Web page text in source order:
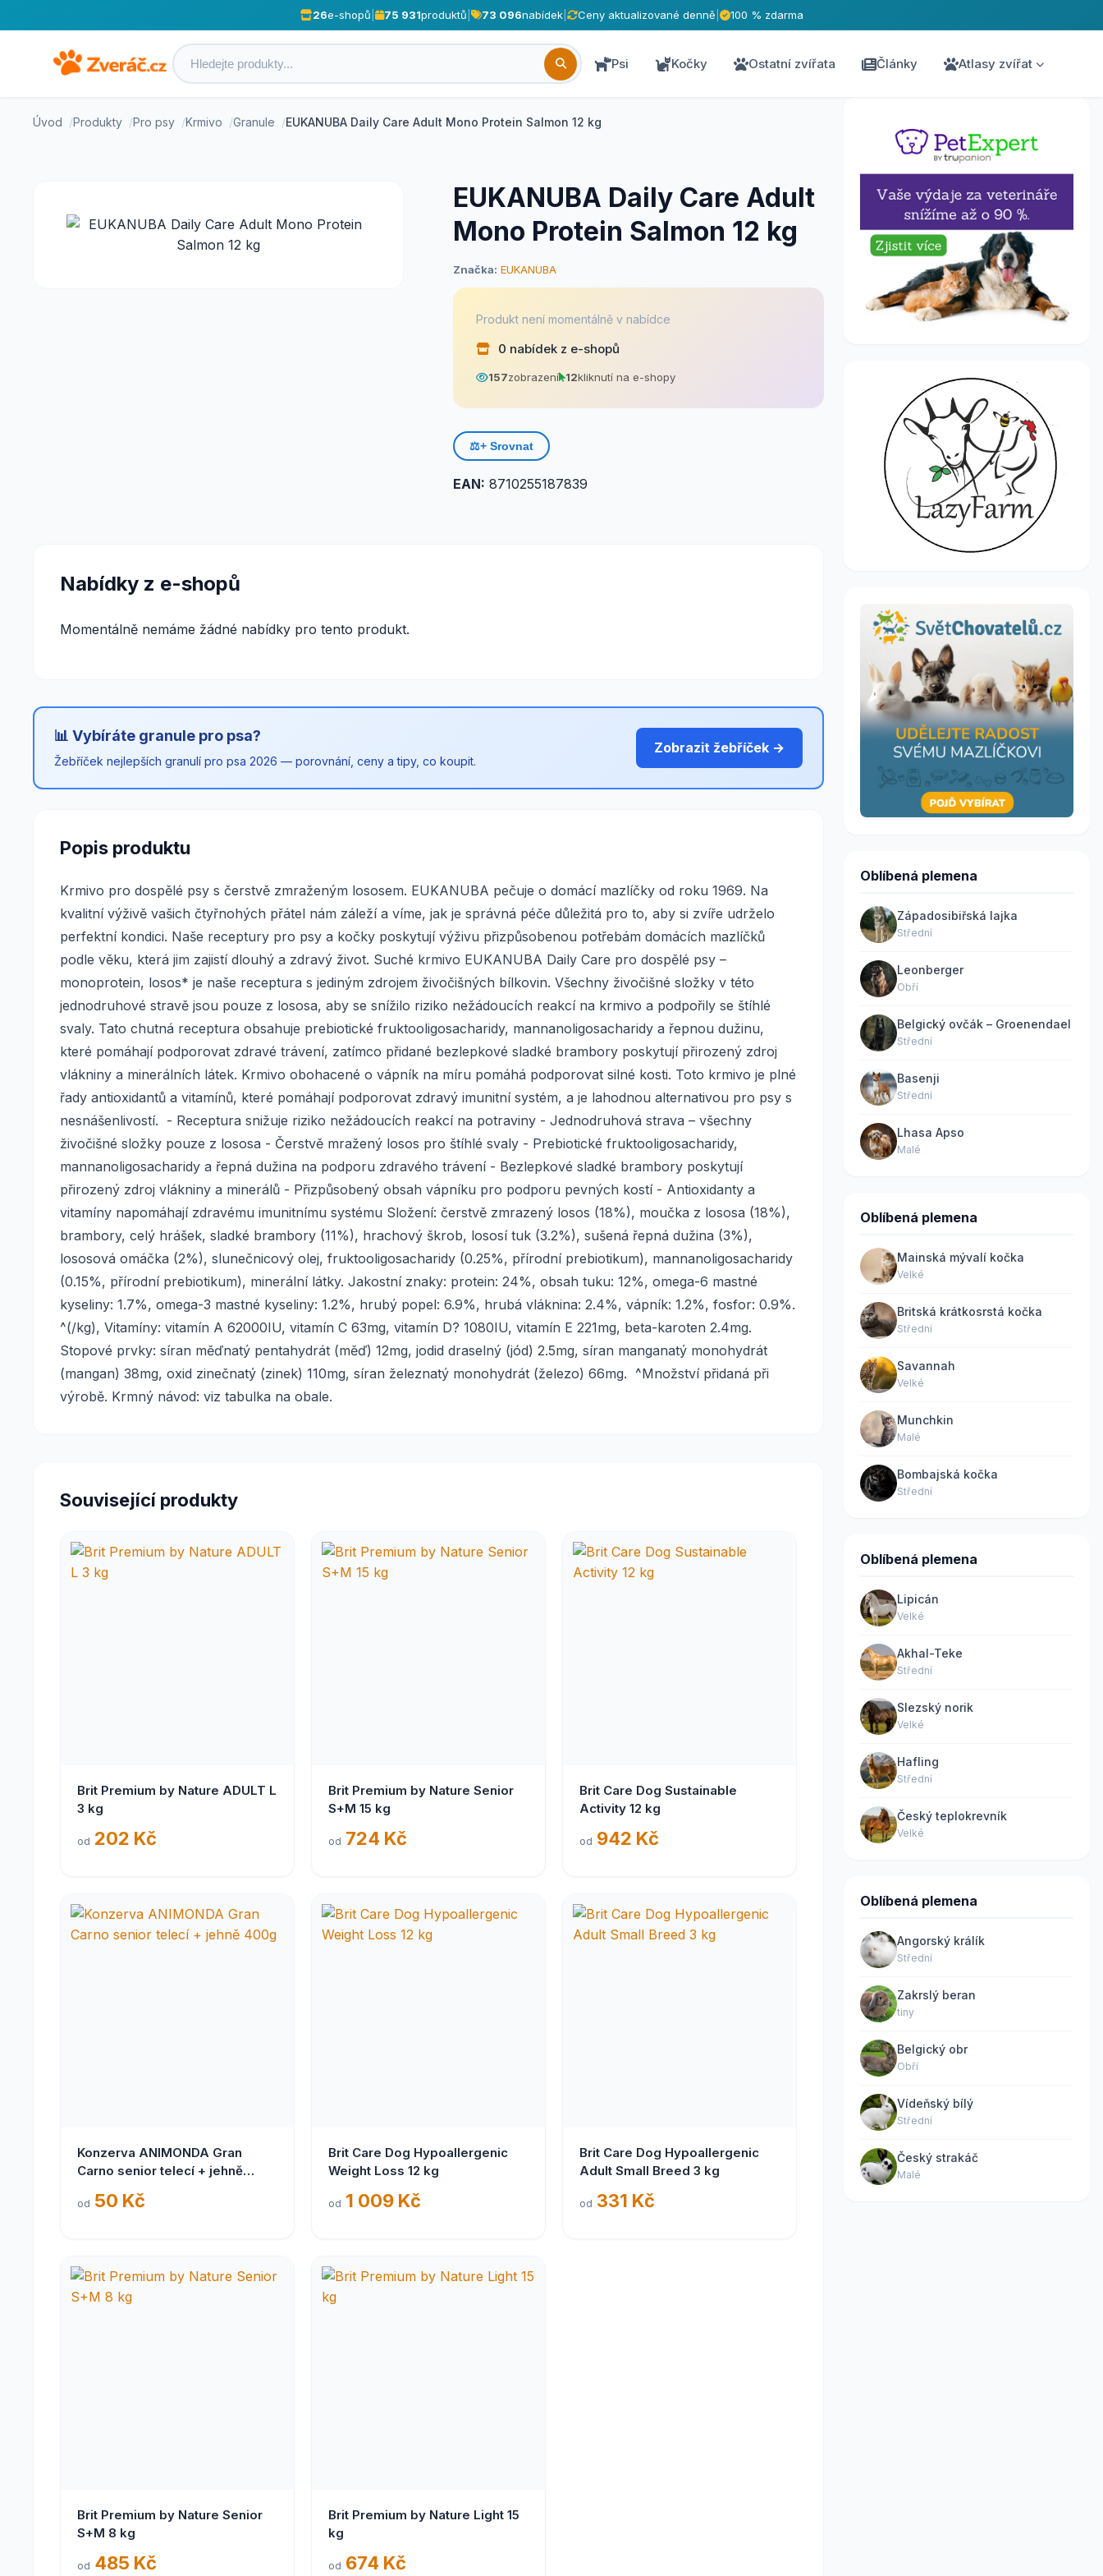
26e-shopů 75 931produktů 73 096nabídek| Ceny aktualizované denně 100 % zdarma
Psi Kočky Ostatní zvířata Články Atlasy zvířat
Úvod Produkty Pro psy Krmivo Granule EUKANUBA Daily Care Adult Mono Protein Salmon 12 kg
EUKANUBA Daily Care Adult
Mono Protein Salmon 12 kg
Značka: EUKANUBA
Produkt není momentálně v nabídce
0 nabídek z e-shopů
157zobrazení 12kliknutí na e-shopy
⚖️+ Srovnat
EAN: 8710255187839
Nabídky z e-shopů
Momentálně nemáme žádné nabídky pro tento produkt.
📊 Vybíráte granule pro psa?
Žebříček nejlepších granulí pro psa 2026 — porovnání, ceny a tipy, co koupit.
Zobrazit žebříček →
Popis produktu
Krmivo pro dospělé psy s čerstvě zmraženým lososem. EUKANUBA pečuje o domácí mazlíčky od roku 1969. Na
kvalitní výživě vašich čtyřnohých přátel nám záleží a víme, jak je správná péče důležitá pro to, aby si zvíře udrželo
perfektní kondici. Naše receptury pro psy a kočky poskytují výživu přizpůsobenou potřebám domácích mazlíčků
podle věku, která jim zajistí dlouhý a zdravý život. Suché krmivo EUKANUBA Daily Care pro dospělé psy –
monoprotein, losos* je naše receptura s jediným zdrojem živočišných bílkovin. Všechny živočišné složky v této
jednodruhové stravě jsou pouze z lososa, aby se snížilo riziko nežádoucích reakcí na krmivo a podpořily se štíhlé
svaly. Tato chutná receptura obsahuje prebiotické fruktooligosacharidy, mannanoligosacharidy a řepnou dužinu,
které pomáhají podporovat zdravé trávení, zatímco přidané bezlepkové sladké brambory poskytují přirozený zdroj
vlákniny a minerálních látek. Krmivo obohacené o vápník na míru pomáhá podporovat silné kosti. Toto krmivo je plné
řady antioxidantů a vitamínů, které pomáhají podporovat zdravý imunitní systém, a je lahodnou alternativou pro psy s
nesnášenlivostí. - Receptura snižuje riziko nežádoucích reakcí na potraviny - Jednodruhová strava – všechny
živočišné složky pouze z lososa - Čerstvě mražený losos pro štíhlé svaly - Prebiotické fruktooligosacharidy,
mannanoligosacharidy a řepná dužina na podporu zdravého trávení - Bezlepkové sladké brambory poskytují
přirozený zdroj vlákniny a minerálů - Přizpůsobený obsah vápníku pro podporu pevných kostí - Antioxidanty a
vitamíny napomáhají zdravému imunitnímu systému Složení: čerstvě zmrazený losos (18%), moučka z lososa (18%),
brambory, celý hrášek, sladké brambory (11%), hrachový škrob, lososí tuk (3.2%), sušená řepná dužina (3%),
lososová omáčka (2%), slunečnicový olej, fruktooligosacharidy (0.25%, přírodní prebiotikum), mannanoligosacharidy
(0.15%, přírodní prebiotikum), minerální látky. Jakostní znaky: protein: 24%, obsah tuku: 12%, omega-6 mastné
kyseliny: 1.7%, omega-3 mastné kyseliny: 1.2%, hrubý popel: 6.9%, hrubá vláknina: 2.4%, vápník: 1.2%, fosfor: 0.9%.
^(/kg), Vitamíny: vitamín A 62000IU, vitamín C 63mg, vitamín D? 1080IU, vitamín E 221mg, beta-karoten 2.4mg.
Stopové prvky: síran měďnatý pentahydrát (měď) 12mg, jodid draselný (jód) 2.5mg, síran manganatý monohydrát
(mangan) 38mg, oxid zinečnatý (zinek) 110mg, síran železnatý monohydrát (železo) 66mg. ^Množství přidaná při
výrobě. Krmný návod: viz tabulka na obale.
Související produkty
Brit Premium by Nature ADULT L
3 kg
od 202 Kč
Brit Premium by Nature Senior
S+M 15 kg
od 724 Kč
Brit Care Dog Sustainable
Activity 12 kg
od 942 Kč
Konzerva ANIMONDA Gran
Carno senior telecí + jehně
od 50 Kč
Brit Care Dog Hypoallergenic
Weight Loss 12 kg
od 1 009 Kč
Brit Care Dog Hypoallergenic
Adult Small Breed 3 kg
od 331 Kč
Brit Premium by Nature Senior
S+M 8 kg
od 485 Kč
Brit Premium by Nature Light 15
kg
od 674 Kč
Oblíbená plemena
Západosibiřská lajka
Střední
Leonberger
Obří
Belgický ovčák – Groenendael
Střední
Basenji
Střední
Lhasa Apso
Malé
Oblíbená plemena
Mainská mývalí kočka
Velké
Britská krátkosrstá kočka
Střední
Savannah
Velké
Munchkin
Malé
Bombajská kočka
Střední
Oblíbená plemena
Lipicán
Velké
Akhal-Teke
Střední
Slezský norik
Velké
Hafling
Střední
Český teplokrevník
Velké
Oblíbená plemena
Angorský králík
Střední
Zakrslý beran
tiny
Belgický obr
Obří
Vídeňský bílý
Střední
Český strakáč
Malé